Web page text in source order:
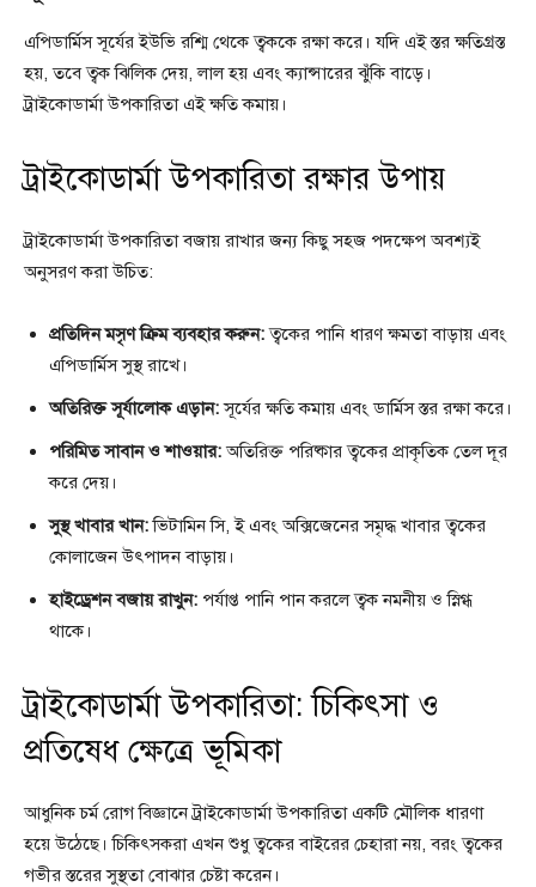
এপিডার্মিস সূর্যের ইউভি রশ্মি থেকে ত্বককে রক্ষা করে। যদি এই স্তর ক্ষতিগ্রস্ত
হয়, তবে ত্বক ঝিলিক দেয়, লাল হয় এবং ক্যান্সারের ঝুঁকি বাড়ে।
ট্রাইকোডার্মা উপকারিতা এই ক্ষতি কমায়।
ট্রাইকোডার্মা উপকারিতা রক্ষার উপায়
ট্রাইকোডার্মা উপকারিতা বজায় রাখার জন্য কিছু সহজ পদক্ষেপ অবশ্যই
অনুসরণ করা উচিত:
প্রতিদিন মসৃণ ক্রিম ব্যবহার করুন:ত্বকের পানি ধারণ ক্ষমতা বাড়ায় এবং
এপিডার্মিস সুস্থ রাখে।
অতিরিক্ত সূর্যালোক এড়ান:সূর্যের ক্ষতি কমায় এবং ডার্মিস স্তর রক্ষা করে।
পরিমিত সাবান ও শাওয়ার:অতিরিক্ত পরিষ্কার ত্বকের প্রাকৃতিক তেল দূর
করে দেয়।
সুস্থ খাবার খান:ভিটামিন সি, ই এবং অক্সিজেনের সমৃদ্ধ খাবার ত্বকের
কোলাজেন উৎপাদন বাড়ায়।
হাইড্রেশন বজায় রাখুন: পর্যাপ্ত পানি পান করলে ত্বক নমনীয় ও স্নিগ্ধ
থাকে।
ট্রাইকোডার্মা উপকারিতা: চিকিৎসা ও
প্রতিষেধ ক্ষেত্রে ভূমিকা
আধুনিক চর্ম রোগ বিজ্ঞানে ট্রাইকোডার্মা উপকারিতা একটি মৌলিক ধারণা
হয়ে উঠেছে। চিকিৎসকরা এখন শুধু ত্বকের বাইরের চেহারা নয়, বরং ত্বকের
গভীর স্তরের সুস্থতা বোঝার চেষ্টা করেন।